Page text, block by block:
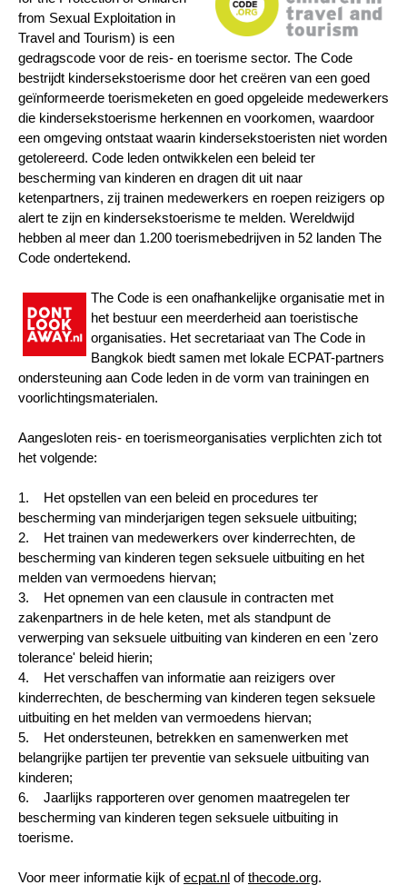
from Sexual Exploitation in
Travel and Tourism) is een
gedragscode voor de reis- en toerisme sector. The Code
bestrijdt kindersekstoerisme door het creëren van een goed
geïnformeerde toerismeketen en goed opgeleide medewerkers
die kindersekstoerisme herkennen en voorkomen, waardoor
een omgeving ontstaat waarin kindersekstoeristen niet worden
getolereerd. Code leden ontwikkelen een beleid ter
bescherming van kinderen en dragen dit uit naar
ketenpartners, zij trainen medewerkers en roepen reizigers op
alert te zijn en kindersekstoerisme te melden. Wereldwijd
hebben al meer dan 1.200 toerismebedrijven in 52 landen The
Code ondertekend.
The Code is een onafhankelijke organisatie met in
het bestuur een meerderheid aan toeristische
organisaties. Het secretariaat van The Code in
Bangkok biedt samen met lokale ECPAT-partners
ondersteuning aan Code leden in de vorm van trainingen en
voorlichtingsmaterialen.
Aangesloten reis- en toerismeorganisaties verplichten zich tot
het volgende:
1. Het opstellen van een beleid en procedures ter
bescherming van minderjarigen tegen seksuele uitbuiting;
2. Het trainen van medewerkers over kinderrechten, de
bescherming van kinderen tegen seksuele uitbuiting en het
melden van vermoedens hiervan;
3. Het opnemen van een clausule in contracten met
zakenpartners in de hele keten, met als standpunt de
verwerping van seksuele uitbuiting van kinderen en een 'zero
tolerance' beleid hierin;
4. Het verschaffen van informatie aan reizigers over
kinderrechten, de bescherming van kinderen tegen seksuele
uitbuiting en het melden van vermoedens hiervan;
5. Het ondersteunen, betrekken en samenwerken met
belangrijke partijen ter preventie van seksuele uitbuiting van
kinderen;
6. Jaarlijks rapporteren over genomen maatregelen ter
bescherming van kinderen tegen seksuele uitbuiting in
toerisme.
Voor meer informatie kijk ofecpat.nl ofthecode.org.